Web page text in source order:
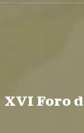
XVI Foro